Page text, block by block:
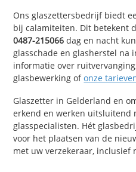
Ons glaszettersbedrijf biedt
bij calamiteiten. Dit betekent
0487-215066 dag en nacht
glasschade en glasherstel na
informatie over
glasbewerking ofonze
Glaszetter in Gelderland en
erkend en werken uitsluitend
glasspecialisten. Hét
voor het plaatsen van de
met uw verzekeraar, inclusief